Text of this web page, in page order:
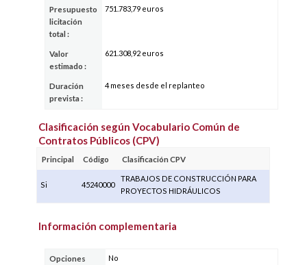
Presupuesto
licitación
total :
751.783,79 euros
Valor
estimado :
621.308,92 euros
Duración
prevista :
4 meses desde el replanteo
Clasificación según Vocabulario Común de
Contratos Públicos (CPV)
Principal Código Clasificación CPV
Si 45240000
TRABAJOS DE CONSTRUCCIÓN PARA
PROYECTOS HIDRÁULICOS
Información complementaria
Opciones
No